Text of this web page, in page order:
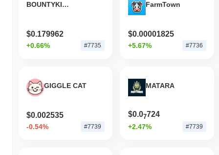
BOUNTYKINDS YU
$0.179962
+0.66% #7735
FarmTown
$0.00001825
+5.67% #7736
GIGGLE CAT
$0.002535
-0.54% #7739
MATARA
$0.07724
+2.47% #7739